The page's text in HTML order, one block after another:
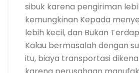
sibuk karena pengiriman
kemungkinan Kepada
lebih kecil, dan Bukan
Kalau bermasalah dengan
itu, biaya transportasi